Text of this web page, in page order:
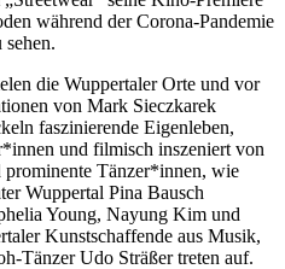
während der Corona-Pandemie
die Wuppertaler Orte und vor
von Mark Sieczkarek
faszinierende Eigenleben,
und filmisch inszeniert von
Tänzer*innen, wie
Wuppertal Pina Bausch
Young, Nayung Kim und
Kunstschaffende aus Musik,
Tänzer Udo Sträßer treten auf.